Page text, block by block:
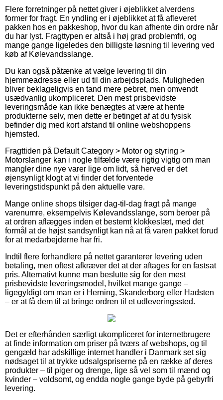
Flere forretninger på nettet giver i øjeblikket alverdens
former for fragt. En yndling er i øjeblikket at få afleveret
pakken hos en pakkeshop, hvor du kan afhente din ordre når
du har lyst. Fragttypen er altså i høj grad problemfri, og
mange gange ligeledes den billigste løsning til levering ved
køb af Kølevandsslange.
Du kan også påtænke at vælge levering til din
hjemmeadresse eller ud til din arbejdsplads. Muligheden
bliver beklageligvis en tand mere pebret, men omvendt
usædvanlig ukompliceret. Den mest prisbevidste
leveringsmåde kan ikke benægtes at være at hente
produkterne selv, men dette er betinget af at du fysisk
befinder dig med kort afstand til online webshoppens
hjemsted.
Fragttiden på Default Category > Motor og styring >
Motorslanger kan i nogle tilfælde være rigtig vigtig om man
mangler dine nye varer lige om lidt, så herved er det
øjensynligt klogt at vi finder det forventede
leveringstidspunkt på den aktuelle vare.
Mange online shops tilsiger dag-til-dag fragt på mange
varenumre, eksempelvis Kølevandsslange, som beroer på
at ordren aflægges inden et bestemt klokkeslæt, med det
formål at de højst sandsynligt kan nå at få varen pakket forud
for at medarbejderne har fri.
Indtil flere forhandlere på nettet garanterer levering uden
betaling, men oftest afkræver det at der aftages for en fastsat
pris. Alternativt kunne man beslutte sig for den mest
prisbevidste leveringsmodel, hvilket mange gange –
ligegyldigt om man er i Herning, Skanderborg eller Hadsten
– er at få dem til at bringe ordren til et udleveringssted.
Det er efterhånden særligt ukompliceret for internetbrugere
at finde information om priser på tværs af webshops, og til
gengæld har adskillige internet handler i Danmark set sig
nødsaget til at trykke udsalgspriserne på en række af deres
produkter – til piger og drenge, lige så vel som til mænd og
kvinder – voldsomt, og endda nogle gange byde på gebyrfri
levering.